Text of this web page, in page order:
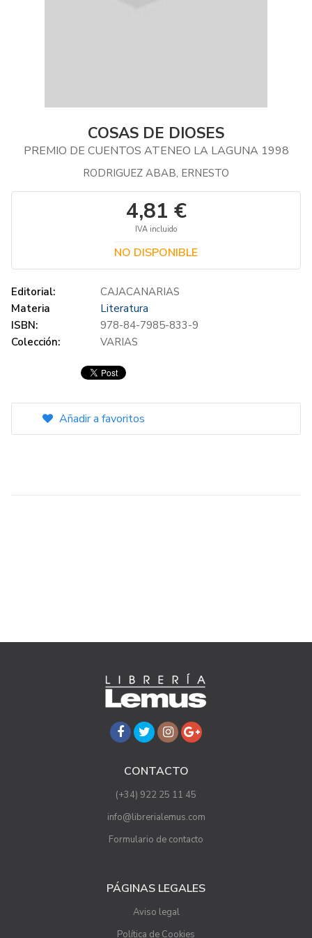
COSAS DE DIOSES
PREMIO DE CUENTOS ATENEO LA LAGUNA 1998
RODRIGUEZ ABAB, ERNESTO
4,81 €
IVA incluido
NO DISPONIBLE
Editorial:
CAJACANARIAS
Materia
Literatura
ISBN:
978-84-7985-833-9
Colección:
VARIAS
Añadir a favoritos
CONTACTO
(+34) 922 25 11 45
info@librerialemus.com
Formulario de contacto
PÁGINAS LEGALES
Aviso legal
Política de Cookies